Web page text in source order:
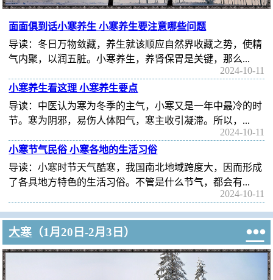
面面俱到话小寒养生 小寒养生要注意哪些问题
导读：冬日万物敛藏，养生就该顺应自然界收藏之势，使精
气内聚，以润五脏。小寒养生，养肾保胃是关键，那么...
2024-10-11
小寒养生看这理 小寒养生要点
导读：中医认为寒为冬季的主气，小寒又是一年中最冷的时
节。寒为阴邪，易伤人体阳气，寒主收引凝滞。所以，...
2024-10-11
小寒节气民俗 小寒各地的生活习俗
导读：小寒时节天气酷寒，我国南北地域跨度大，因而形成
了各具地方特色的生活习俗。不管是什么节气，都会有...
2024-10-11
大寒 （1月20日-2月3日） 